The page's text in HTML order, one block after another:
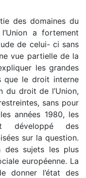
des domaines du
a fortement
de celui- ci sans
vue partielle de la
les grandes
que le droit interne
du droit de l’Union,
sans pour
années 1980, les
développé des
sur la question.
des sujets les plus
européenne. La
donner l’état des